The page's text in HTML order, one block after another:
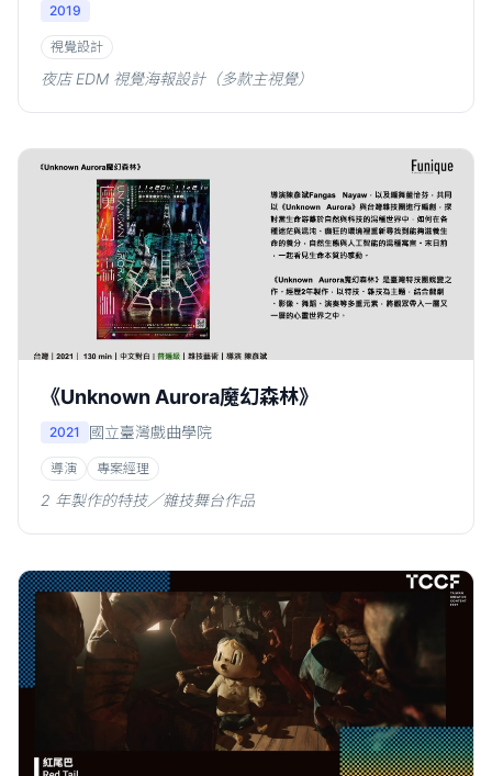
2019
視覺設計
夜店 EDM 視覺海報設計（多款主視覺）
《Unknown Aurora魔幻森林》
2021 國立臺灣戲曲學院
導演 專案經理
2 年製作的特技／雜技舞台作品